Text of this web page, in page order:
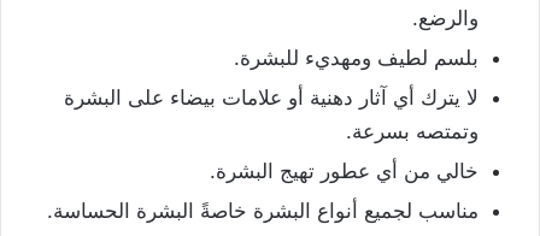
والرضع.
بلسم لطيف ومهديء للبشرة.
لا يترك أي آثار دهنية أو علامات بيضاء على البشرة
وتمتصه بسرعة.
خالي من أي عطور تهيج البشرة.
مناسب لجميع أنواع البشرة خاصةً البشرة الحساسة.